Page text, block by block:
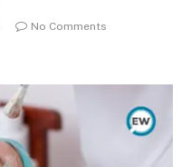
No Comments